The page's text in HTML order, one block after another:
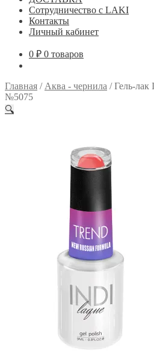
Сотрудничество с LAKI
Контакты
Личный кабинет
0 ₽ 0 товаров
Главная / Аква - чернила /Гель-
№5075
🔍